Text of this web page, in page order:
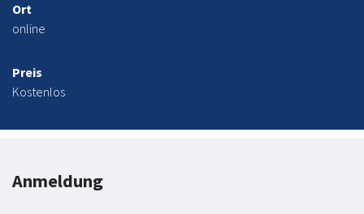
Ort
online
Preis
Kostenlos
Anmeldung